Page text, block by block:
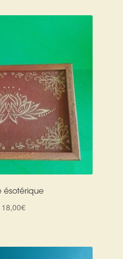
ésotérique
18,00€